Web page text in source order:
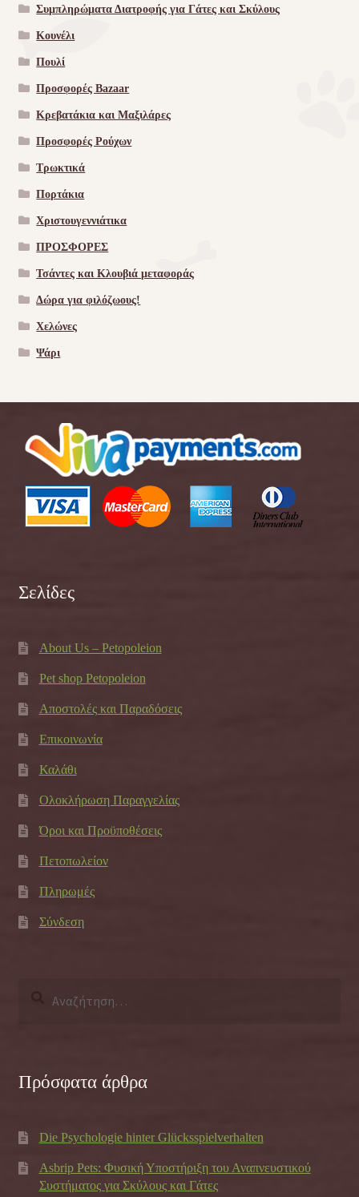
Συμπληρώματα Διατροφής για Γάτες και Σκύλους
Κουνέλι
Πουλί
Προσφορές Bazaar
Κρεβατάκια και Μαξιλάρες
Προσφορές Ρούχων
Τρωκτικά
Πορτάκια
Χριστουγεννιάτικα
ΠΡΟΣΦΟΡΕΣ
Τσάντες και Κλουβιά μεταφοράς
Δώρα για φιλόζωους!
Χελώνες
Ψάρι
Σελίδες
About Us – Petopoleion
Pet shop Petopoleion
Αποστολές και Παραδόσεις
Επικοινωνία
Καλάθι
Ολοκλήρωση Παραγγελίας
Όροι και Προϋποθέσεις
Πετοπωλείον
Πληρωμές
Σύνδεση
Πρόσφατα άρθρα
Die Psychologie hinter Glücksspielverhalten
Asbrip Pets: Φυσική Υποστήριξη του Αναπνευστικού
Συστήματος για Σκύλους και Γάτες